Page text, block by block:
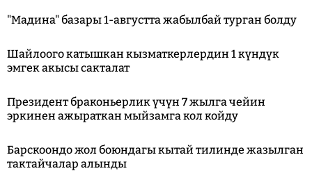
"Мадина" базары 1-августта жабылбай турган болду
Шайлоого катышкан кызматкерлердин 1 күндүк
эмгек акысы сакталат
Президент браконьерлик үчүн 7 жылга чейин
эркинен ажыраткан мыйзамга кол койду
Барскоондо жол боюндагы кытай тилинде жазылган
тактайчалар алынды